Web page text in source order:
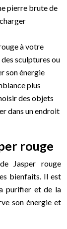
pierre brute de
à votre
sculptures ou
son énergie
plus
des objets
dans un endroit
rouge
Jasper rouge
bienfaits. Il est
purifier et de la
son énergie et